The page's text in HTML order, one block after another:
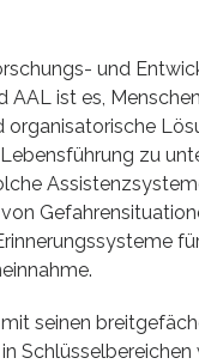
und
AAL ist es,
organisatorische
zu
seinen
Schlüsselbereichen